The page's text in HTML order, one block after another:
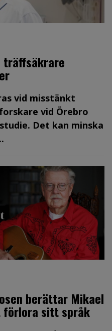
träffsäkrare
vid misstänkt
vid Örebro
Det kan minska
berättar Mikael
förlora sitt språk